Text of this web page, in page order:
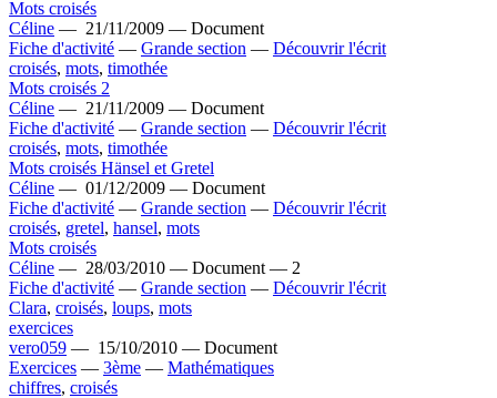
Mots croisés
Céline — 21/11/2009 — Document
Fiche d'activité — Grande section — Découvrir l'écrit
croisés, mots, timothée
Mots croisés 2
Céline — 21/11/2009 — Document
Fiche d'activité — Grande section — Découvrir l'écrit
croisés, mots, timothée
Mots croisés Hänsel et Gretel
Céline — 01/12/2009 — Document
Fiche d'activité — Grande section — Découvrir l'écrit
croisés, gretel, hansel, mots
Mots croisés
Céline — 28/03/2010 — Document — 2
Fiche d'activité — Grande section — Découvrir l'écrit
Clara, croisés, loups, mots
exercices
vero059 — 15/10/2010 — Document
Exercices — 3ème — Mathématiques
chiffres, croisés